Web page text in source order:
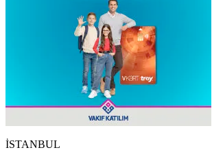
İSTANBUL